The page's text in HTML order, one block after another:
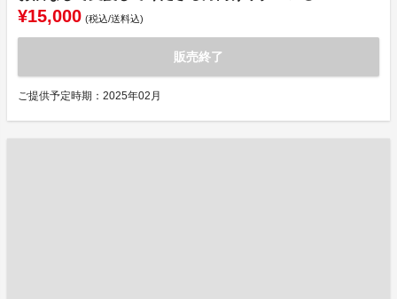
¥15,000 (税込/送料込)
販売終了
ご提供予定時期：2025年02月